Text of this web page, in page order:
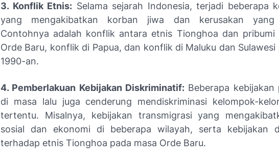
3. Konflik Etnis: Selama sejarah Indonesia, terjadi beberapa
yang mengakibatkan korban jiwa dan kerusakan yang
Contohnya adalah konflik antara etnis Tionghoa dan pribumi
Orde Baru, konflik di Papua, dan konflik di Maluku dan Sulawesi
1990-an.
4. Pemberlakuan Kebijakan Diskriminatif: Beberapa kebijakan
di masa lalu juga cenderung mendiskriminasi kelompok-
tertentu. Misalnya, kebijakan transmigrasi yang
sosial dan ekonomi di beberapa wilayah, serta kebijakan
terhadap etnis Tionghoa pada masa Orde Baru.